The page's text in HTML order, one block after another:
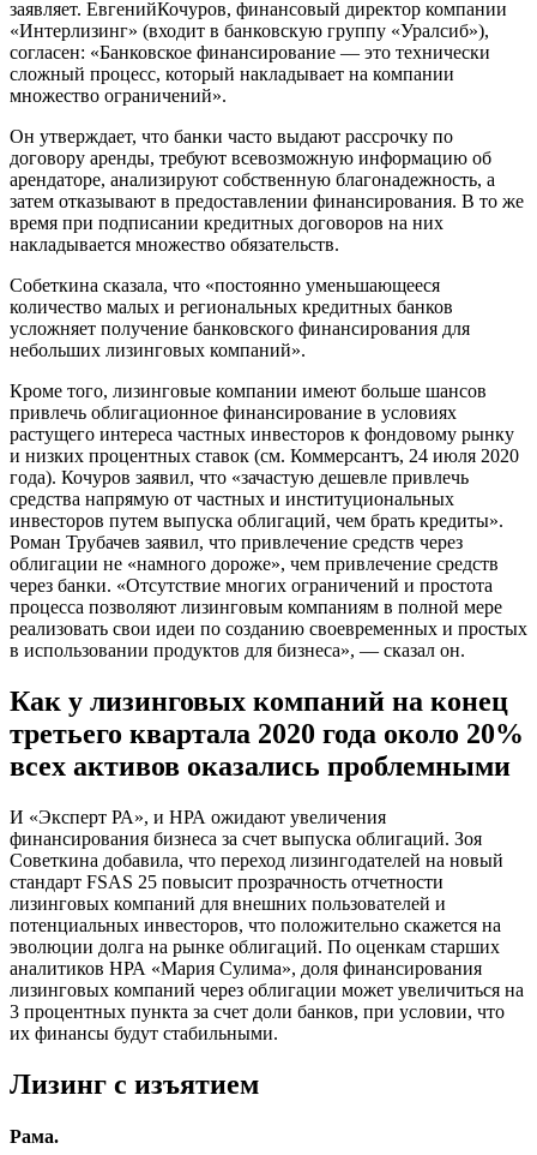
заявляет. ЕвгенийКочуров, финансовый директор компании
«Интерлизинг» (входит в банковскую группу «Уралсиб»),
согласен: «Банковское финансирование — это технически
сложный процесс, который накладывает на компании
множество ограничений».
Он утверждает, что банки часто выдают рассрочку по
договору аренды, требуют всевозможную информацию об
арендаторе, анализируют собственную благонадежность, а
затем отказывают в предоставлении финансирования. В то же
время при подписании кредитных договоров на них
накладывается множество обязательств.
Собеткина сказала, что «постоянно уменьшающееся
количество малых и региональных кредитных банков
усложняет получение банковского финансирования для
небольших лизинговых компаний».
Кроме того, лизинговые компании имеют больше шансов
привлечь облигационное финансирование в условиях
растущего интереса частных инвесторов к фондовому рынку
и низких процентных ставок (см. Коммерсантъ, 24 июля 2020
года). Кочуров заявил, что «зачастую дешевле привлечь
средства напрямую от частных и институциональных
инвесторов путем выпуска облигаций, чем брать кредиты».
Роман Трубачев заявил, что привлечение средств через
облигации не «намного дороже», чем привлечение средств
через банки. «Отсутствие многих ограничений и простота
процесса позволяют лизинговым компаниям в полной мере
реализовать свои идеи по созданию своевременных и простых
в использовании продуктов для бизнеса», — сказал он.
Как у лизинговых компаний на конец
третьего квартала 2020 года около 20%
всех активов оказались проблемными
И «Эксперт РА», и НРА ожидают увеличения
финансирования бизнеса за счет выпуска облигаций. Зоя
Советкина добавила, что переход лизингодателей на новый
стандарт FSAS 25 повысит прозрачность отчетности
лизинговых компаний для внешних пользователей и
потенциальных инвесторов, что положительно скажется на
эволюции долга на рынке облигаций. По оценкам старших
аналитиков НРА «Мария Сулима», доля финансирования
лизинговых компаний через облигации может увеличиться на
3 процентных пункта за счет доли банков, при условии, что
их финансы будут стабильными.
Лизинг с изъятием
Рама.